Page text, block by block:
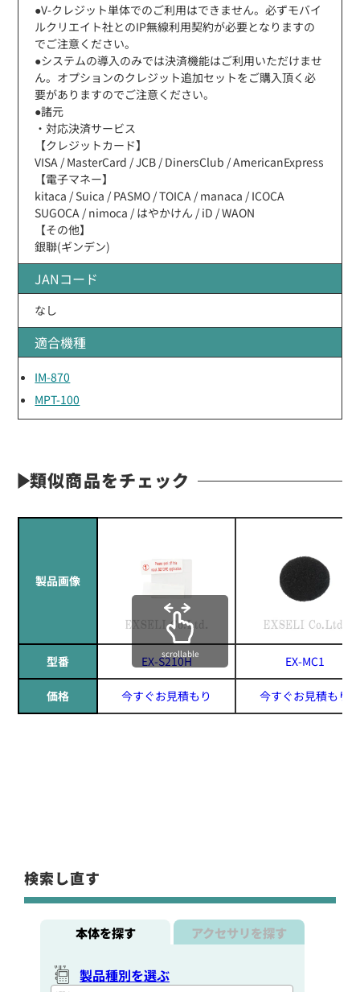
●V-クレジット単体でのご利用はできません。必ずモバイ
ルクリエイト社とのIP無線利用契約が必要となりますの
でご注意ください。
●システムの導入のみでは決済機能はご利用いただけませ
ん。オプションのクレジット追加セットをご購入頂く必
要がありますのでご注意ください。
●諸元
・対応決済サービス
【クレジットカード】
VISA / MasterCard / JCB / DinersClub / AmericanExpress
【電子マネー】
kitaca / Suica / PASMO / TOICA / manaca / ICOCA
SUGOCA / nimoca / はやかけん / iD / WAON
【その他】
銀聯(ギンデン)
JANコード
なし
適合機種
IM-870
MPT-100
類似商品をチェック
製品画像
型番 EX-S210H EX-MC1
価格 今すぐお見積もり 今すぐお見積もり
scrollable
検索し直す
本体を探す アクセサリを探す
製品種別を選ぶ